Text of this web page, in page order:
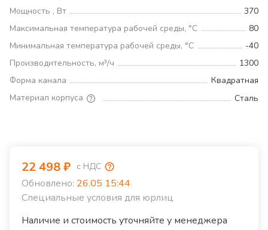
Мощность , Вт
370
Максимальная температура рабочей среды, °С
80
Минимальная температура рабочей среды, °С
-40
Производительность, м³/ч
1300
Форма канала
Квадратная
Материал корпуса
Сталь
22 498₽ с НДС
Обновлено: 26.05 15:44
Специальные условия для юрлиц
Наличие и стоимость уточняйте у менеджера